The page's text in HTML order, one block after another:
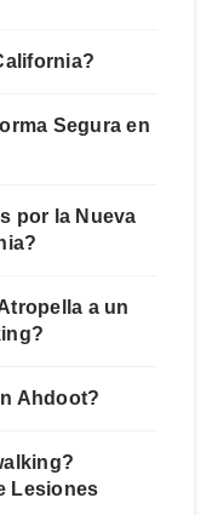
Segura en
por la Nueva
a un
Ahdoot?
Lesiones